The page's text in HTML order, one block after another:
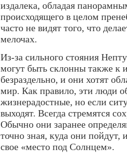
издалека, обладая
происходящего в целом
часто не видят того, что
мелочах.
Из-за сильного стояния
могут быть склонны также к
безраздельно, и они хотят
мир. Как правило, эти люди
жизнерадостные, но если
выходят. Всегда стремятся
Обычно они заранее
точно зная, куда они пойдут,
свое «место под Солнцем».